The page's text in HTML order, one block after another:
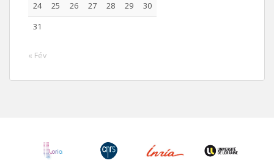
24
25 26 27 28 29
30
31
« Fév